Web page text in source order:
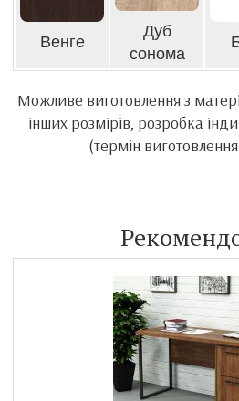
Венге
Дуб
сонома
Можливе виготовлення з
інших розмірів, розробка
(термін